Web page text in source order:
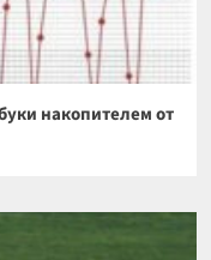
накопителем от